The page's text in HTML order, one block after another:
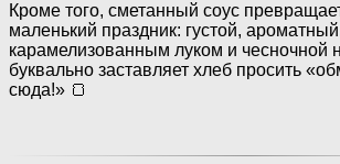
Кроме того, сметанный соус
маленький праздник: густой,
карамелизованным луком и чесночной
буквально заставляет хлеб просить
сюда!» 🍞